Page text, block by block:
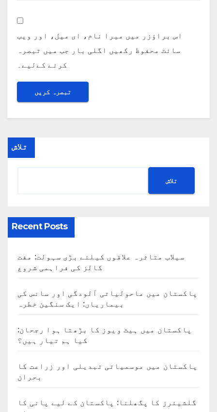
اس براؤزر میں میرا نام، ای میل، اور ویب
سائٹ محفوظ رکھیں اگلی بار جب میں تبصرہ
کرنے کےلیے۔
تلاش
تلاش
Recent Posts
سیلاب متاثرہ علاقوں کیلئے بڑی سہولت: مفت
کالز کی فراہمی شروع
پاکستان میں ماحولیاتی آلودگی اور سانس کی
بیماریاں: ایک سنگین خطرہ
پاکستان میں ہیٹ ویوز کا بڑھتا ہوا رجحان:
کیا ہم تیار ہیں؟
پاکستان میں موسمیاتی تبدیلی اور زراعت کا
بحران
گلشیئرز کا پگھلنا: پاکستان کے لیے پانی کا